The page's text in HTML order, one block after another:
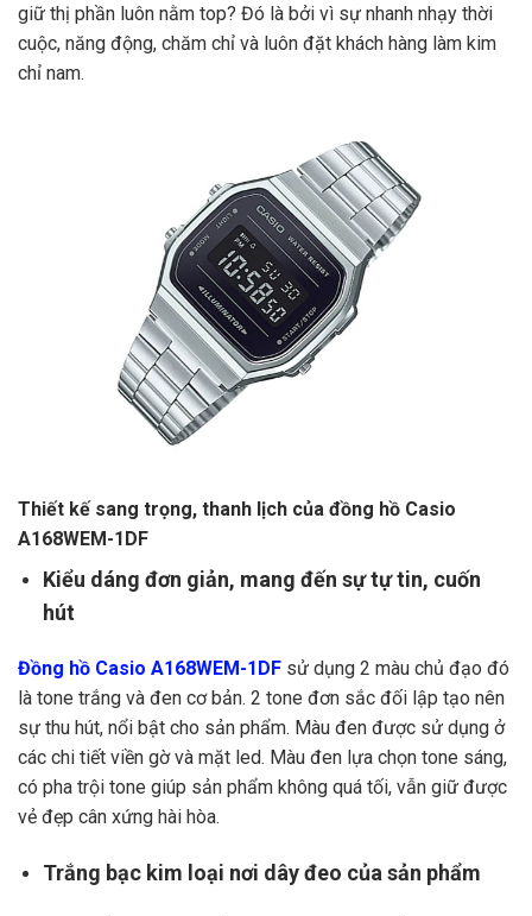
giữ thị phần luôn nằm top? Đó là bởi vì sự nhanh nhạy thời
cuộc, năng động, chăm chỉ và luôn đặt khách hàng làm kim
chỉ nam.
Thiết kế sang trọng, thanh lịch của đồng hồ Casio
A168WEM-1DF
Kiểu dáng đơn giản, mang đến sự tự tin, cuốn
hút
Đồng hồ Casio A168WEM-1DF sử dụng 2 màu chủ đạo đó
là tone trắng và đen cơ bản. 2 tone đơn sắc đối lập tạo nên
sự thu hút, nổi bật cho sản phẩm. Màu đen được sử dụng ở
các chi tiết viền gờ và mặt led. Màu đen lựa chọn tone sáng,
có pha trội tone giúp sản phẩm không quá tối, vẫn giữ được
vẻ đẹp cân xứng hài hòa.
Trắng bạc kim loại nơi dây đeo của sản phẩm